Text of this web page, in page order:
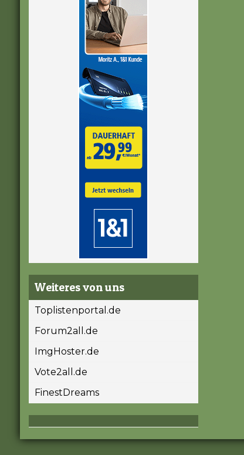
Weiteres von uns
Toplistenportal.de
Forum2all.de
ImgHoster.de
Vote2all.de
FinestDreams